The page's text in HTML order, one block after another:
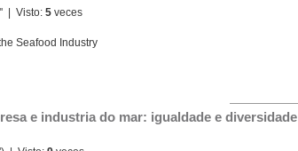
| Visto:5 veces
Seafood Industry
e industria do mar: igualdade e diversidade